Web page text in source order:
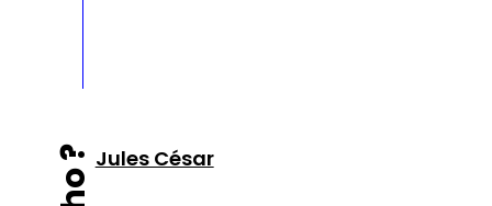
Jules César